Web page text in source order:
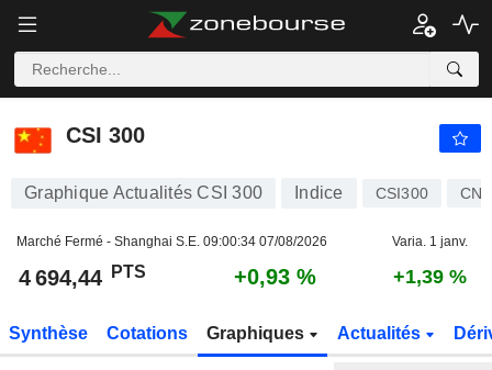
CSI 300
CSI 300
Graphique Actualités CSI 300 Indice CSI300
Marché Fermé - Shanghai S.E. 09:00:34 07/08/2026 Varia. 1 janv.
4 694,44 PTS +0,93 % +1,39 %
Synthèse Cotations Graphiques Actualités